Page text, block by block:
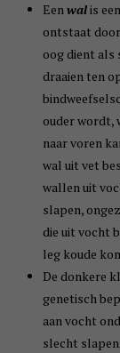
Eenwalis
ontstaat door
oog dient als
draaien ten
ouder wordt,
naar voren
wal uit vet
wallen uit
slapen,
die uit vocht
leg koude
De donkere
genetisch
aan vocht
slecht